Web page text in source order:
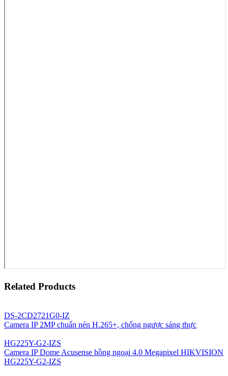
Related Products
DS-2CD2721G0-IZ
Camera IP 2MP chuẩn nén H.265+, chống ngược sáng thực
HG225Y-G2-IZS
Camera IP Dome Acusense hồng ngoại 4.0 Megapixel HIKVISION
HG225Y-G2-IZS